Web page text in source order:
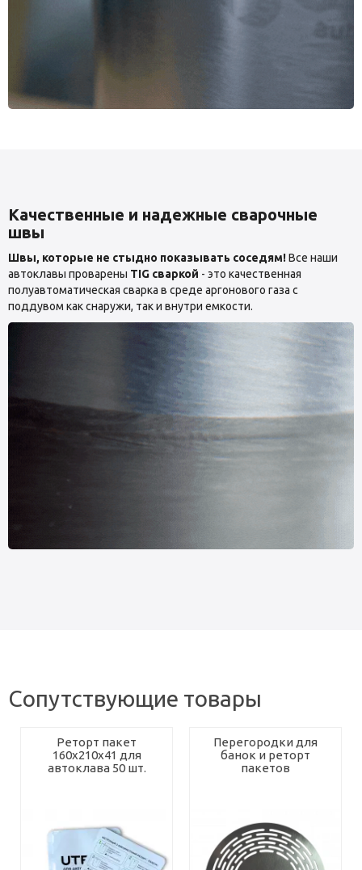
Качественные и надежные сварочные
швы
Швы, которые не стыдно показывать соседям!Все наши
автоклавы проварены TIG сваркой - это качественная
полуавтоматическая сварка в среде аргонового газа с
поддувом как снаружи, так и внутри емкости.
Сопутствующие товары
Реторт пакет
160х210х41 для
автоклава 50 шт.
Перегородки для
банок и реторт
пакетов